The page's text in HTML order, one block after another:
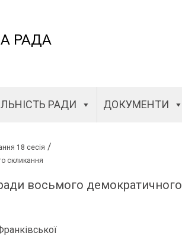
РАДА
РАДИ ДОКУМЕНТИ
18 сесія /
скликання
восьмого демократичного